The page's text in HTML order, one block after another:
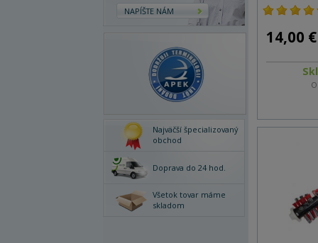
NAPÍŠTE NÁM
Najväčší špecializovaný
obchod
Doprava do 24 hod.
Všetok tovar máme
skladom
14,00 €